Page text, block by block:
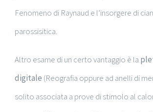
Fenomeno di Raynaud e l’insorgere di
parossisitica.
Altro esame di un certo vantaggio è la
digitale (Reografia oppure ad anelli di
solito associata a prove di stimolo al